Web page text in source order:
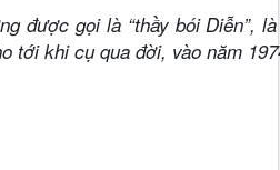
được gọi là “thầy bói Diễn”,
tới khi cụ qua đời, vào năm